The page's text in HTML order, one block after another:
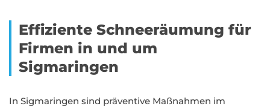
Effiziente Schneeräumung für
Firmen in und um
Sigmaringen
In Sigmaringen sind präventive Maßnahmen im